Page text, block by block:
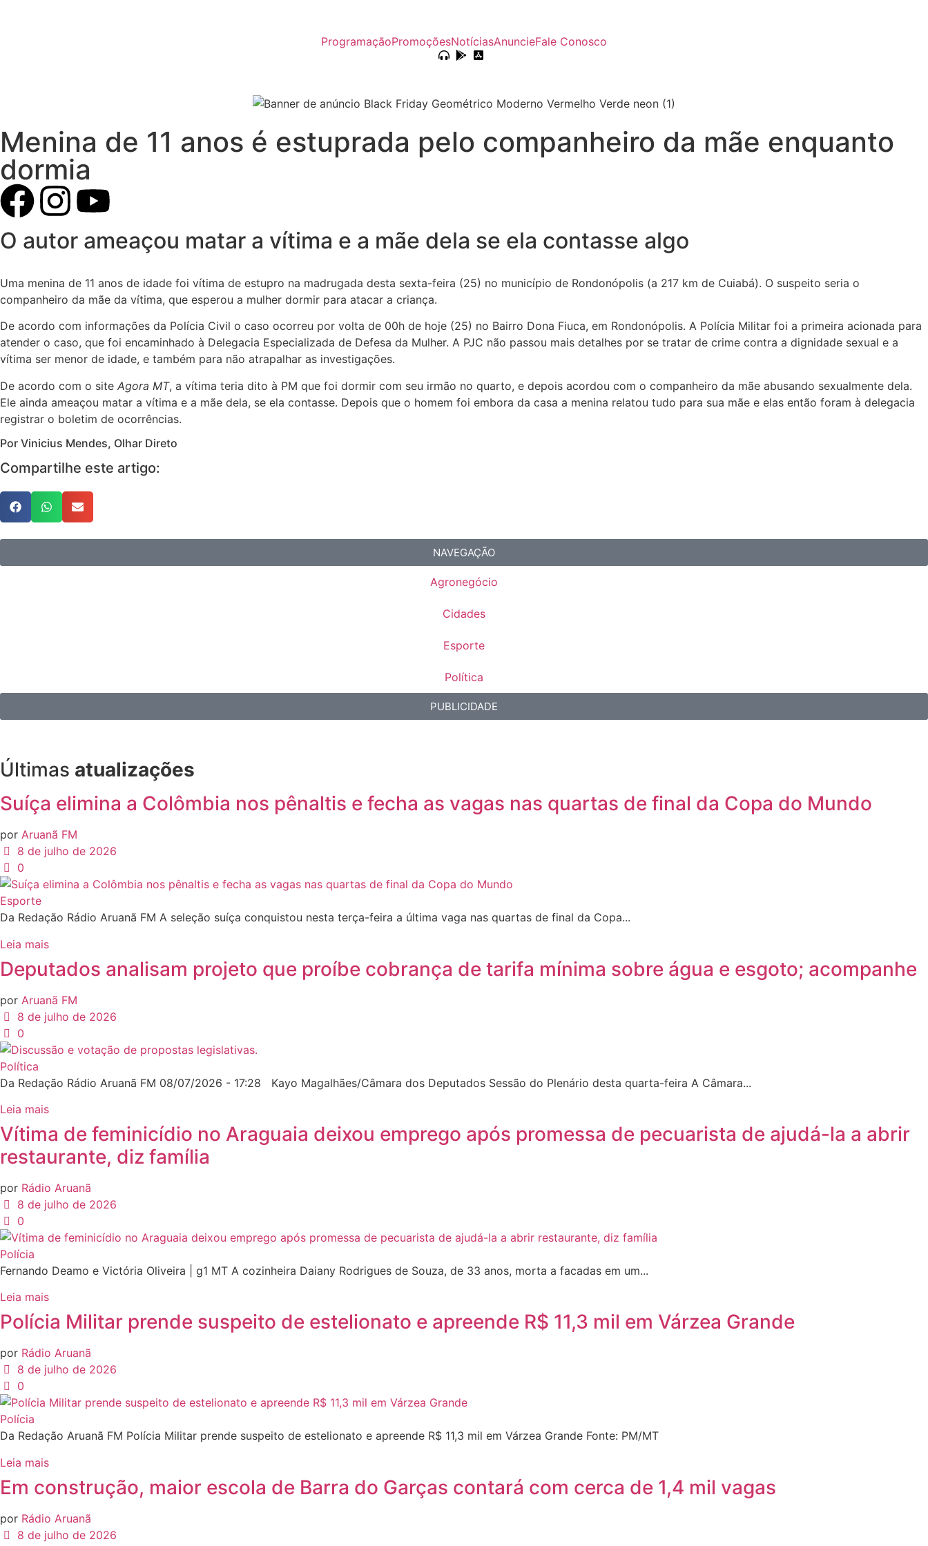
ProgramaçãoPromoçõesNotíciasAnuncieFale Conosco
Menina de 11 anos é estuprada pelo companheiro da mãe enquanto
dormia
O autor ameaçou matar a vítima e a mãe dela se ela contasse algo
Uma menina de 11 anos de idade foi vítima de estupro na madrugada desta sexta-feira (25) no município de Rondonópolis (a 217 km de Cuiabá). O suspeito seria o
companheiro da mãe da vítima, que esperou a mulher dormir para atacar a criança.
De acordo com informações da Polícia Civil o caso ocorreu por volta de 00h de hoje (25) no Bairro Dona Fiuca, em Rondonópolis. A Polícia Militar foi a primeira acionada para
atender o caso, que foi encaminhado à Delegacia Especializada de Defesa da Mulher. A PJC não passou mais detalhes por se tratar de crime contra a dignidade sexual e a
vítima ser menor de idade, e também para não atrapalhar as investigações.
De acordo com o site Agora MT, a vítima teria dito à PM que foi dormir com seu irmão no quarto, e depois acordou com o companheiro da mãe abusando sexualmente dela.
Ele ainda ameaçou matar a vítima e a mãe dela, se ela contasse. Depois que o homem foi embora da casa a menina relatou tudo para sua mãe e elas então foram à delegacia
registrar o boletim de ocorrências.
Por Vinicius Mendes, Olhar Direto
Compartilhe este artigo:
NAVEGAÇÃO
Agronegócio
Cidades
Esporte
Política
PUBLICIDADE
Últimas atualizações
Suíça elimina a Colômbia nos pênaltis e fecha as vagas nas quartas de final da Copa do Mundo
por Aruanã FM
8 de julho de 2026
0
Esporte
Da Redação Rádio Aruanã FM A seleção suíça conquistou nesta terça-feira a última vaga nas quartas de final da Copa...
Leia mais
Deputados analisam projeto que proíbe cobrança de tarifa mínima sobre água e esgoto; acompanhe
por Aruanã FM
8 de julho de 2026
0
Política
Da Redação Rádio Aruanã FM 08/07/2026 - 17:28 Kayo Magalhães/Câmara dos Deputados Sessão do Plenário desta quarta-feira A Câmara...
Leia mais
Vítima de feminicídio no Araguaia deixou emprego após promessa de pecuarista de ajudá-la a abrir
restaurante, diz família
por Rádio Aruanã
8 de julho de 2026
0
Polícia
Fernando Deamo e Victória Oliveira | g1 MT A cozinheira Daiany Rodrigues de Souza, de 33 anos, morta a facadas em um...
Leia mais
Polícia Militar prende suspeito de estelionato e apreende R$ 11,3 mil em Várzea Grande
por Rádio Aruanã
8 de julho de 2026
0
Polícia
Da Redação Aruanã FM Polícia Militar prende suspeito de estelionato e apreende R$ 11,3 mil em Várzea Grande Fonte: PM/MT
Leia mais
Em construção, maior escola de Barra do Garças contará com cerca de 1,4 mil vagas
por Rádio Aruanã
8 de julho de 2026